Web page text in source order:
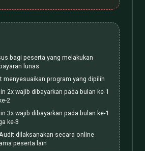
bagi peserta yang melakukan
lunas
menyesuaikan program yang dipilih
2x wajib dibayarkan pada bulan ke-1
2
3x wajib dibayarkan pada bulan ke-1
ke-3
dilaksanakan secara online
peserta lain